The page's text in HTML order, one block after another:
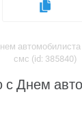
автомобилиста
смс (id: 385840)
Днем